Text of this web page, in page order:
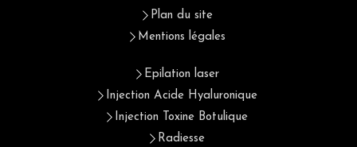
Plan du site
Mentions légales
Epilation laser
Injection Acide Hyaluronique
Injection Toxine Botulique
Radiesse